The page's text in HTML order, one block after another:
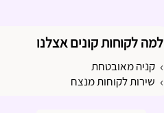
למה לקוחות קונים אצלנו
קניה מאובטחת
שירות לקוחות מנצח